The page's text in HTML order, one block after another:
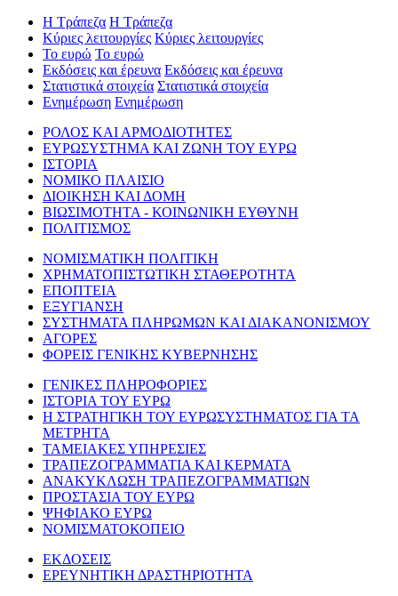
Η Τράπεζα Η Τράπεζα
Κύριες λειτουργίες Κύριες λειτουργίες
Το ευρώ Το ευρώ
Εκδόσεις και έρευνα Εκδόσεις και έρευνα
Στατιστικά στοιχεία Στατιστικά στοιχεία
Ενημέρωση Ενημέρωση
ΡΟΛΟΣ ΚΑΙ ΑΡΜΟΔΙΟΤΗΤΕΣ
ΕΥΡΩΣΥΣΤΗΜΑ ΚΑΙ ΖΩΝΗ ΤΟΥ ΕΥΡΩ
ΙΣΤΟΡΙΑ
ΝΟΜΙΚΟ ΠΛΑΙΣΙΟ
ΔΙΟΙΚΗΣΗ ΚΑΙ ΔΟΜΗ
ΒΙΩΣΙΜΟΤΗΤΑ - ΚΟΙΝΩΝΙΚΗ ΕΥΘΥΝΗ
ΠΟΛΙΤΙΣΜΟΣ
ΝΟΜΙΣΜΑΤΙΚΗ ΠΟΛΙΤΙΚΗ
ΧΡΗΜΑΤΟΠΙΣΤΩΤΙΚΗ ΣΤΑΘΕΡΟΤΗΤΑ
ΕΠΟΠΤΕΙΑ
ΕΞΥΓΙΑΝΣΗ
ΣΥΣΤΗΜΑΤΑ ΠΛΗΡΩΜΩΝ ΚΑΙ ΔΙΑΚΑΝΟΝΙΣΜΟΥ
ΑΓΟΡΕΣ
ΦΟΡΕΙΣ ΓΕΝΙΚΗΣ ΚΥΒΕΡΝΗΣΗΣ
ΓΕΝΙΚΕΣ ΠΛΗΡΟΦΟΡΙΕΣ
ΙΣΤΟΡΙΑ ΤΟΥ ΕΥΡΩ
Η ΣΤΡΑΤΗΓΙΚΗ ΤΟΥ ΕΥΡΩΣΥΣΤΗΜΑΤΟΣ ΓΙΑ ΤΑ
ΜΕΤΡΗΤΑ
ΤΑΜΕΙΑΚΕΣ ΥΠΗΡΕΣΙΕΣ
ΤΡΑΠΕΖΟΓΡΑΜΜΑΤΙΑ ΚΑΙ ΚΕΡΜΑΤΑ
ΑΝΑΚΥΚΛΩΣΗ ΤΡΑΠΕΖΟΓΡΑΜΜΑΤΙΩΝ
ΠΡΟΣΤΑΣΙΑ ΤΟΥ ΕΥΡΩ
ΨΗΦΙΑΚΟ ΕΥΡΩ
ΝΟΜΙΣΜΑΤΟΚΟΠΕΙΟ
ΕΚΔΟΣΕΙΣ
ΕΡΕΥΝΗΤΙΚΗ ΔΡΑΣΤΗΡΙΟΤΗΤΑ